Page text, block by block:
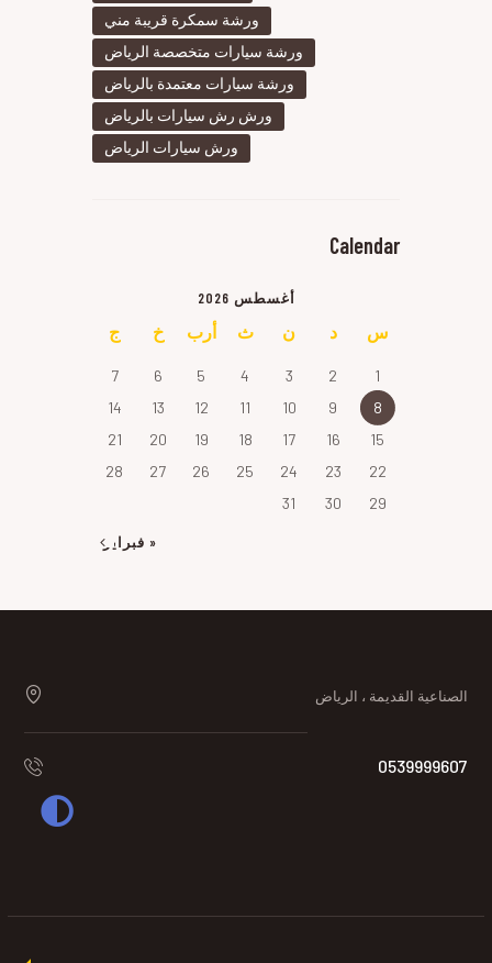
ورشة سمكرة قريبة مني
ورشة سيارات متخصصة الرياض
ورشة سيارات معتمدة بالرياض
ورش رش سيارات بالرياض
ورش سيارات الرياض
Calendar
أغسطس 2026
س د ن ث أرب خ ج
1
2
3
4
5
6
7
8
9
10
11
12
13
14
15
16
17
18
19
20
21
22
23
24
25
26
27
28
29
30
31
« فبراير
الصناعية القديمة ، الرياض
0539999607